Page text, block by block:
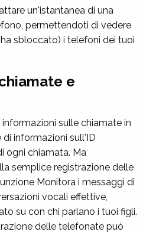
un'istantanea di una
permettendoti di vedere
sbloccato) i telefoni dei tuoi
e
sulle chiamate in
informazioni sull'ID
ogni chiamata. Ma
semplice registrazione delle
Monitora i messaggi di
vocali effettive,
su con chi parlano i tuoi figli.
delle telefonate può